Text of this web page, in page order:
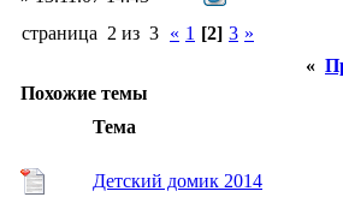
страница 2 из 3 « 1 [2] 3 »
«
Похожие темы
Тема
Детский домик 2014